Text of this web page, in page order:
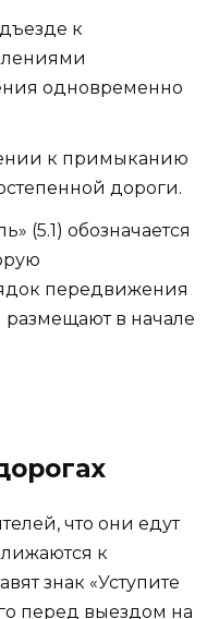
к
одновременно
к примыканию
дороги.
(5.1) обозначается
передвижения
размещают в начале
что они едут
к
знак «Уступите
перед выездом на